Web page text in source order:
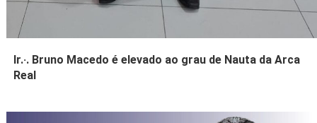
Ir.·. Bruno Macedo é elevado ao grau de Nauta da Arca
Real